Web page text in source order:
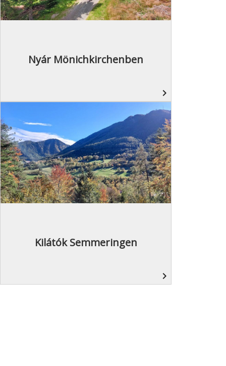
Nyár Mönichkirchenben
navigate_next
Kilátók Semmeringen
navigate_next